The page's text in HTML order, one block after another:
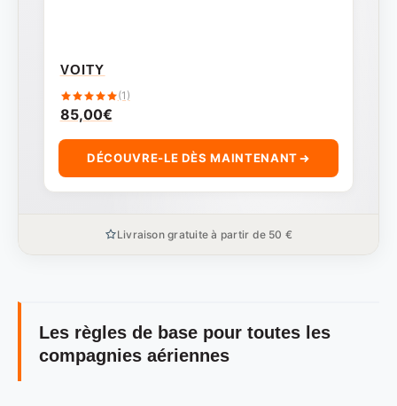
VOITY
(1)
85,00€
DÉCOUVRE-LE DÈS MAINTENANT
Livraison gratuite à partir de 50 €
Les règles de base pour toutes les
compagnies aériennes